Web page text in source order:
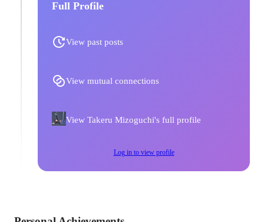
Full Profile
View past posts
View mutual connections
View Takeru Mizoguchi's full profile
Log in to view profile